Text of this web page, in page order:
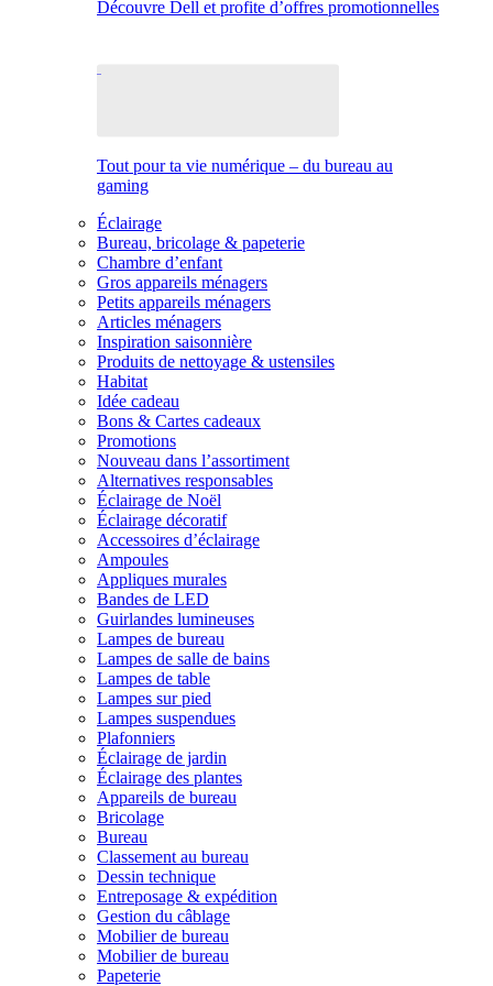
Découvre Dell et profite d’offres promotionnelles
Tout pour ta vie numérique – du bureau au
gaming
Éclairage
Bureau, bricolage & papeterie
Chambre d’enfant
Gros appareils ménagers
Petits appareils ménagers
Articles ménagers
Inspiration saisonnière
Produits de nettoyage & ustensiles
Habitat
Idée cadeau
Bons & Cartes cadeaux
Promotions
Nouveau dans l’assortiment
Alternatives responsables
Éclairage de Noël
Éclairage décoratif
Accessoires d’éclairage
Ampoules
Appliques murales
Bandes de LED
Guirlandes lumineuses
Lampes de bureau
Lampes de salle de bains
Lampes de table
Lampes sur pied
Lampes suspendues
Plafonniers
Éclairage de jardin
Éclairage des plantes
Appareils de bureau
Bricolage
Bureau
Classement au bureau
Dessin technique
Entreposage & expédition
Gestion du câblage
Mobilier de bureau
Mobilier de bureau
Papeterie